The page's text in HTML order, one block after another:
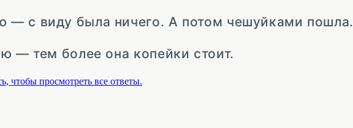
— с виду была ничего. А потом чешуйками пошла.
— тем более она копейки стоит.
чтобы просмотреть все ответы.